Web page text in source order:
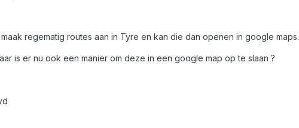
regematig routes aan in Tyre en kan die dan openen in google maps.
is er nu ook een manier om deze in een google map op te slaan ?